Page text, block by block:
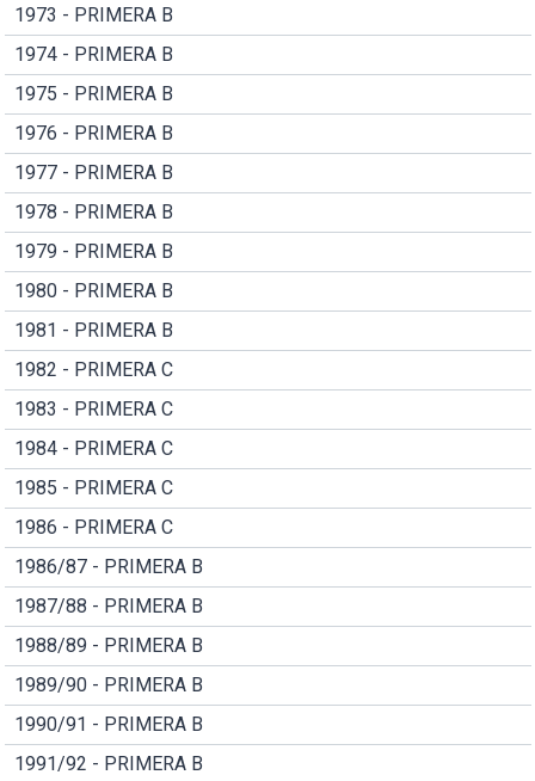
1973 - PRIMERA B
1974 - PRIMERA B
1975 - PRIMERA B
1976 - PRIMERA B
1977 - PRIMERA B
1978 - PRIMERA B
1979 - PRIMERA B
1980 - PRIMERA B
1981 - PRIMERA B
1982 - PRIMERA C
1983 - PRIMERA C
1984 - PRIMERA C
1985 - PRIMERA C
1986 - PRIMERA C
1986/87 - PRIMERA B
1987/88 - PRIMERA B
1988/89 - PRIMERA B
1989/90 - PRIMERA B
1990/91 - PRIMERA B
1991/92 - PRIMERA B